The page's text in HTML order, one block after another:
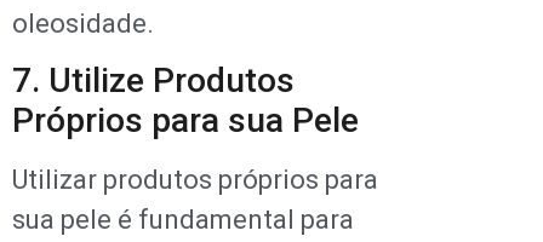
oleosidade.
7. Utilize Produtos
Próprios para sua Pele
Utilizar produtos próprios para
sua pele é fundamental para